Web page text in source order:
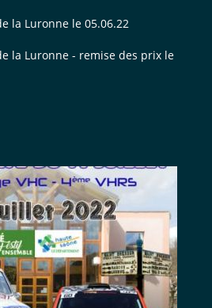
la Luronne le 05.06.22
la Luronne - remise des prix le